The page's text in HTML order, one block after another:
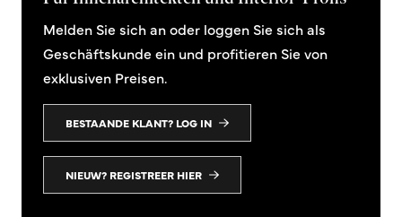
Melden Sie sich an oder loggen Sie sich als
Geschäftskunde ein und profitieren Sie von
exklusiven Preisen.
BESTAANDE KLANT? LOG IN
NIEUW? REGISTREER HIER